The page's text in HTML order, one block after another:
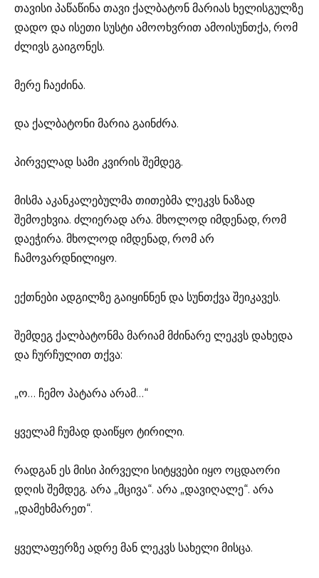
თავისი პაწაწინა თავი ქალბატონ მარიას ხელისგულზე
დადო და ისეთი სუსტი ამოოხვრით ამოისუნთქა, რომ
ძლივს გაიგონეს.
მერე ჩაეძინა.
და ქალბატონი მარია გაინძრა.
პირველად სამი კვირის შემდეგ.
მისმა აკანკალებულმა თითებმა ლეკვს ნაზად
შემოეხვია. ძლიერად არა. მხოლოდ იმდენად, რომ
დაეჭირა. მხოლოდ იმდენად, რომ არ
ჩამოვარდნილიყო.
ექთნები ადგილზე გაიყინნენ და სუნთქვა შეიკავეს.
შემდეგ ქალბატონმა მარიამ მძინარე ლეკვს დახედა
და ჩურჩულით თქვა:
„ო… ჩემო პატარა არამ…“
ყველამ ჩუმად დაიწყო ტირილი.
რადგან ეს მისი პირველი სიტყვები იყო ოცდაორი
დღის შემდეგ. არა „მცივა“. არა „დავიღალე“. არა
„დამეხმარეთ“.
ყველაფერზე ადრე მან ლეკვს სახელი მისცა.